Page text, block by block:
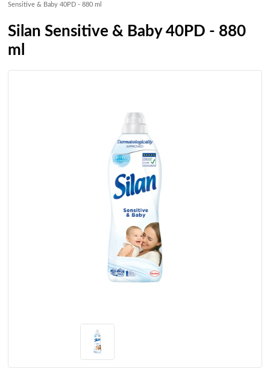
Sensitive & Baby 40PD - 880 ml
Silan Sensitive & Baby 40PD - 880
ml